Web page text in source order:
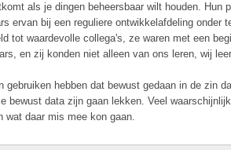
als je dingen beheersbaar wilt houden. Hun
ervan bij een reguliere ontwikkelafdeling onder
tot waardevolle collega's, ze waren met een
en zij konden niet alleen van ons leren, wij
gebruiken hebben dat bewust gedaan in de zin
bewust data zijn gaan lekken. Veel
wat daar mis mee kon gaan.